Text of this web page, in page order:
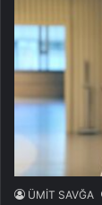
ÜMİT SAVĞA